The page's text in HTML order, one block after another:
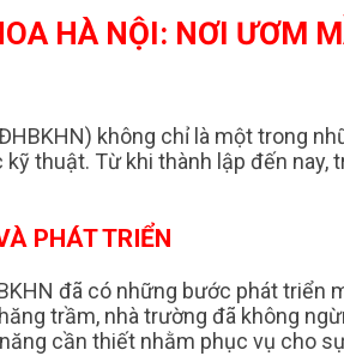
HÀ NỘI: NƠI ƯƠM
không chỉ là một trong
thuật. Từ khi thành lập đến
PHÁT TRIỂN
đã có những bước phát
trầm, nhà trường đã không
cần thiết nhằm phục vụ cho